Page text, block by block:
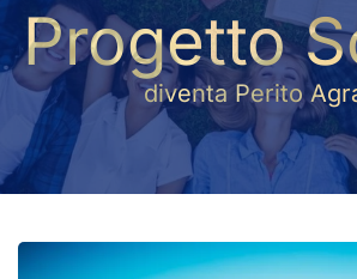
Progetto
diventa Perito